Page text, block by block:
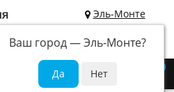
Эль-Монте
Ваш город —Эль-Монте?